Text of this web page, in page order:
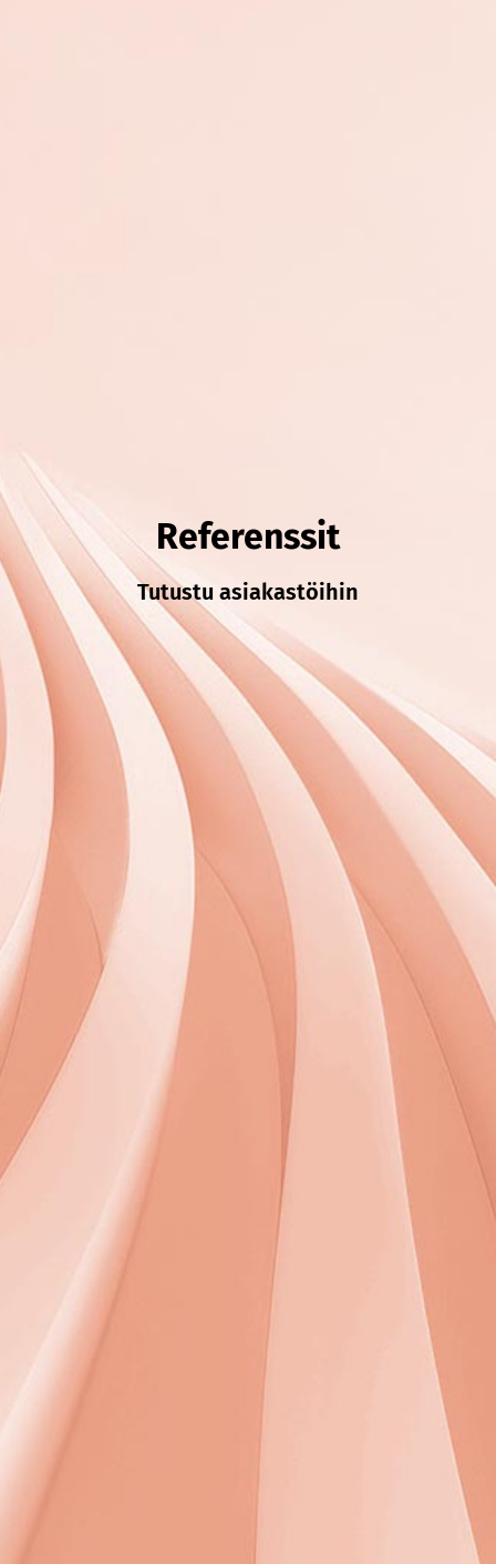
Referenssit
Tutustu asiakastöihin